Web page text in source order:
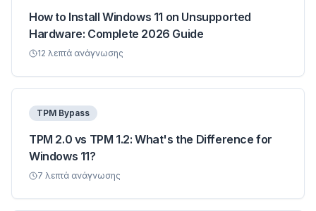
How to Install Windows 11 on Unsupported
Hardware: Complete 2026 Guide
12 λεπτά ανάγνωσης
TPM Bypass
TPM 2.0 vs TPM 1.2: What's the Difference for
Windows 11?
7 λεπτά ανάγνωσης